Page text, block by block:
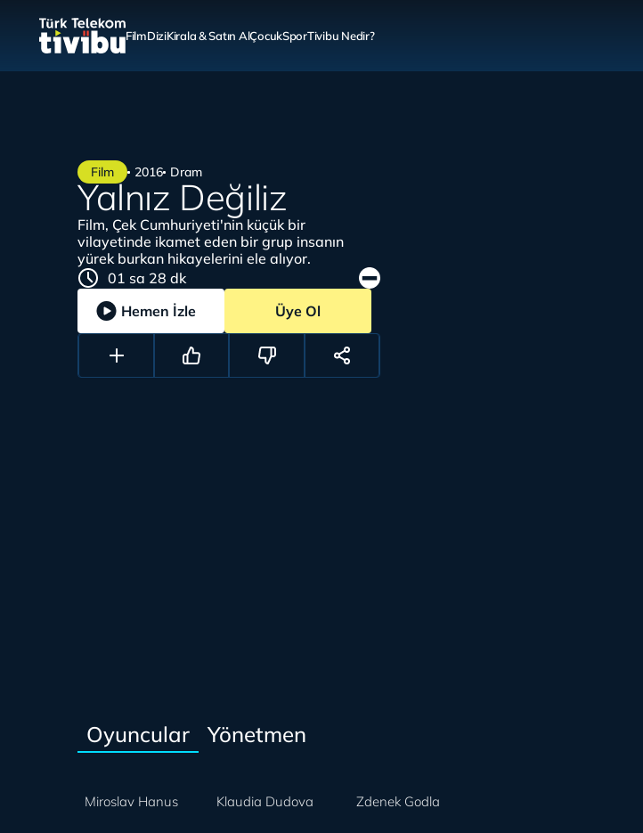
FilmDiziKirala & Satın AlÇocukSporTivibu Nedir?
Film 2016 Dram
Yalnız Değiliz
Film, Çek Cumhuriyeti'nin küçük bir
vilayetinde ikamet eden bir grup insanın
yürek burkan hikayelerini ele alıyor.
01 sa 28 dk
Hemen İzle
Üye Ol
Oyuncular Yönetmen
Miroslav Hanus Klaudia Dudova Zdenek Godla